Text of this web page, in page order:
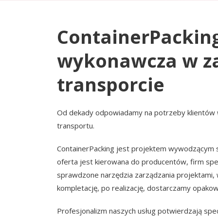
wykonawcza w
transporcie
Od dekady odpowiadamy na potrzeby klientów
transportu.
ContainerPacking jest projektem wywodzącym
oferta jest kierowana do producentów, firm
sprawdzone narzędzia zarządzania
kompletację, po realizację, dostarczamy
Profesjonalizm naszych usług potwierdzają